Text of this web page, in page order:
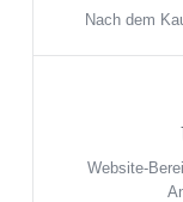
Nach dem
Website-